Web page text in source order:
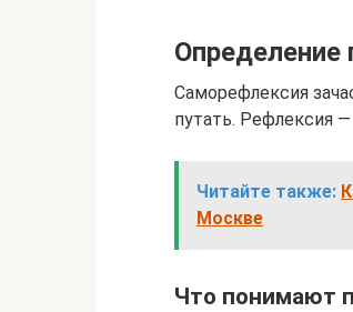
Определение
Саморефлексия
путать. Рефлексия
Читайте также:
Москве
Что понимают